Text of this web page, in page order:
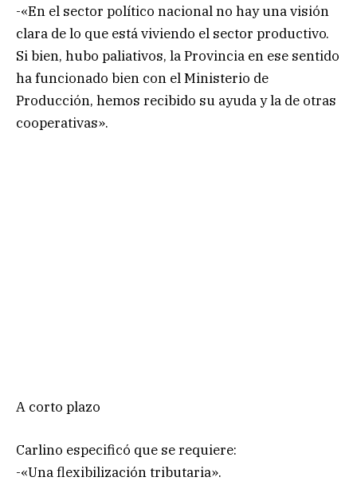
-«En el sector político nacional no hay una visión
clara de lo que está viviendo el sector productivo.
Si bien, hubo paliativos, la Provincia en ese sentido
ha funcionado bien con el Ministerio de
Producción, hemos recibido su ayuda y la de otras
cooperativas».
A corto plazo
Carlino especificó que se requiere:
-«Una flexibilización tributaria».